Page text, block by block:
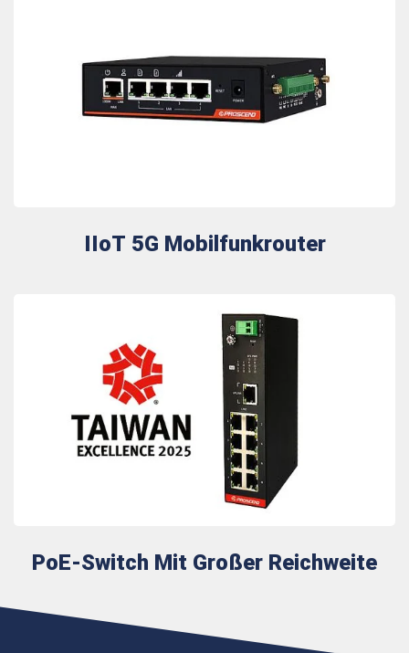
IIoT 5G Mobilfunkrouter
PoE-Switch Mit Großer Reichweite